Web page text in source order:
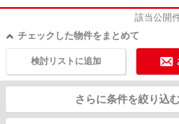
該当公開
チェックした物件をまとめて
検討リストに追加
さらに条件を絞り込